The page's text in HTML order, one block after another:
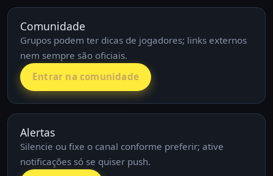
Comunidade
Grupos podem ter dicas de jogadores; links externos
nem sempre são oficiais.
Entrar na comunidade
Alertas
Silencie ou fixe o canal conforme preferir; ative
notificações só se quiser push.